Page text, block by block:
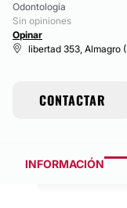
Odontología
Sin opiniones
Opinar
libertad 353, Almagro
CONTACTAR
INFORMACIÓN